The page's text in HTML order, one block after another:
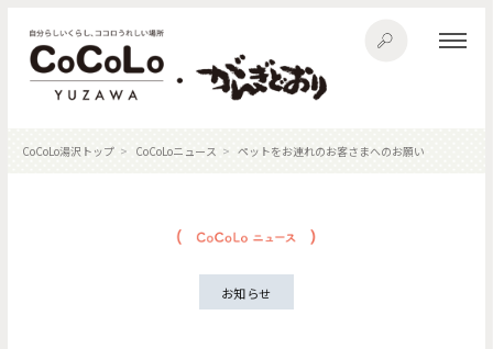
CoCoLo湯沢トップ CoCoLoニュース ペットをお連れのお客さまへのお願い
お知らせ